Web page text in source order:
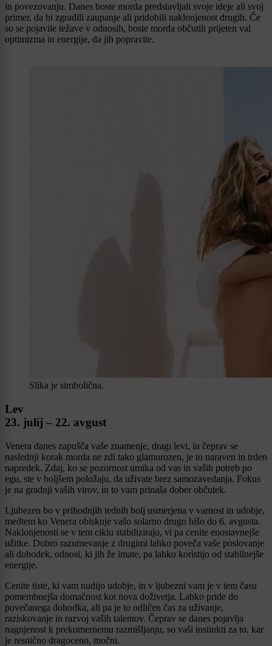
in povezovanju. Danes boste morda predstavljali svoje ideje ali svoj
primer, da bi zgradili zaupanje ali pridobili naklonjenost drugih. Če
so se pojavile težave v odnosih, boste morda občutili prijeten val
optimizma in energije, da jih popravite.
Slika je simbolična.
Lev
23. julij – 22. avgust
Venera danes zapušča vaše znamenje, dragi levi, in čeprav se
naslednji korak morda ne zdi tako glamurozen, je to naraven in trden
napredek. Zdaj, ko se pozornost umika od vas in vaših potreb po
egu, ste v boljšem položaju, da uživate brez samozavedanja. Fokus
je na gradnji vaših virov, in to vam prinaša dober občutek.
Ljubezen bo v prihodnjih tednih bolj usmerjena v varnost in udobje,
medtem ko Venera obiskuje vašo solarno drugo hišo do 6. avgusta.
Naklonjenosti se v tem ciklu stabilizirajo, vi pa cenite enostavnejše
užitke. Dobro razumevanje z drugimi lahko poveča vaše poslovanje
ali dohodek, odnosi, ki jih že imate, pa lahko koristijo od stabilnejše
energije.
Cenite tiste, ki vam nudijo udobje, in v ljubezni vam je v tem času
pomembnejša domačnost kot nova doživetja. Lahko pride do
povečanega dohodka, ali pa je to odličen čas za uživanje,
raziskovanje in razvoj vaših talentov. Čeprav se danes pojavlja
nagnjenost k prekomernemu razmišljanju, so vaši instinkti za to, kar
je resnično dragoceno, močni.